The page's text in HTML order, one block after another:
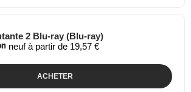
2 Blu-ray (Blu-ray)
neuf à partir de 19,57 €
ACHETER